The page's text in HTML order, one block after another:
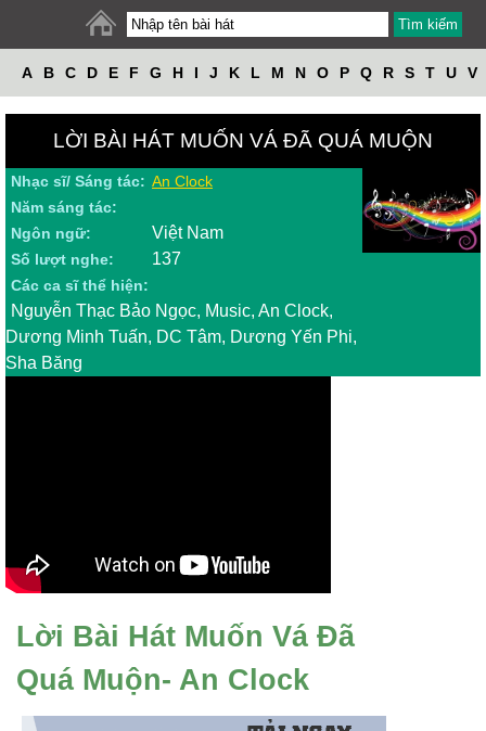
A B C D E F G H I J K L M N O P Q R S T U V
LỜI BÀI HÁT MUỐN VÁ ĐÃ QUÁ MUỘN
Nhạc sĩ/ Sáng tác: An Clock
Năm sáng tác:
Ngôn ngữ:
Việt Nam
Số lượt nghe: 137
Các ca sĩ thể hiện:
Nguyễn Thạc Bảo Ngọc, Music, An Clock,
Dương Minh Tuấn, DC Tâm, Dương Yến Phi,
Sha Băng
Lời Bài Hát Muốn Vá Đã
Quá Muộn- An Clock